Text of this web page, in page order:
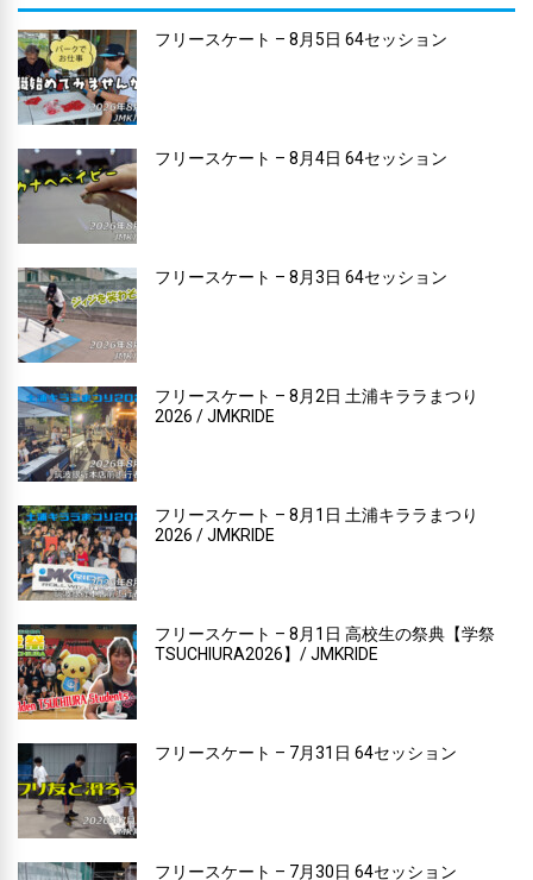
フリースケート – 8月5日 64セッション
フリースケート – 8月4日 64セッション
フリースケート – 8月3日 64セッション
フリースケート – 8月2日 土浦キララまつり
2026 / JMKRIDE
フリースケート – 8月1日 土浦キララまつり
2026 / JMKRIDE
フリースケート – 8月1日 高校生の祭典【学祭
TSUCHIURA2026】/ JMKRIDE
フリースケート – 7月31日 64セッション
フリースケート – 7月30日 64セッション